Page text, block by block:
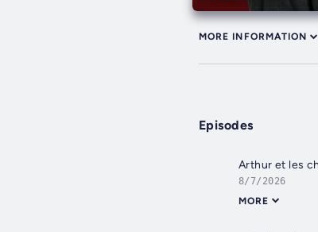
MORE INFORMATION
Episodes
Arthur et les
8/7/2026
MORE